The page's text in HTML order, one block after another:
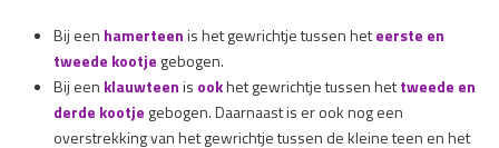
Bij een hamerteenis het gewrichtje tussen heteerste en
tweede kootje gebogen.
Bij een klauwteenis ookhet gewrichtje tussen hettweede en
derde kootje gebogen. Daarnaast is er ook nog een
overstrekking van het gewrichtje tussen de kleine teen en het